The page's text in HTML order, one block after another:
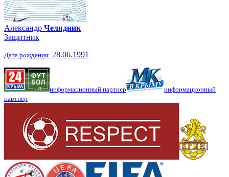
Александр Челядник
Защитник
Дата рождения: 28.06.1991
информационный партнер
информационный
партнер